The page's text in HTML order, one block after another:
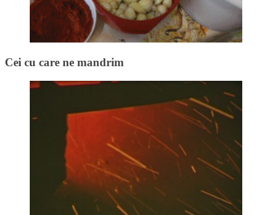
Cei cu care ne mandrim